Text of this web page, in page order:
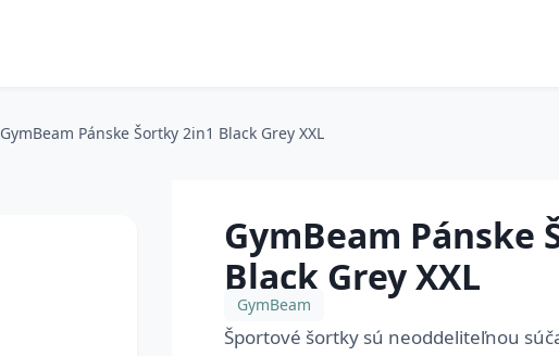
GymBeam Pánske Šortky 2in1 Black Grey XXL
GymBeam Pánske
Black Grey XXL
GymBeam
Športové šortky sú neoddeliteľnou